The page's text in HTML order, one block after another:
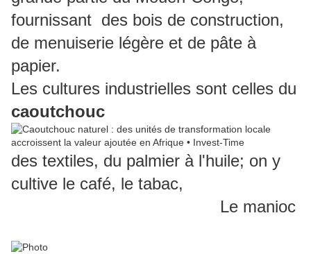
fournissant des bois de construction,
de menuiserie légère et de pâte à
papier.
Les cultures industrielles sont celles du
caoutchouc
des textiles, du palmier à l'huile; on y
cultive le café, le tabac,
Le manioc